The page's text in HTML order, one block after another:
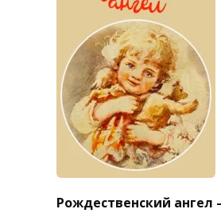
Рождественский